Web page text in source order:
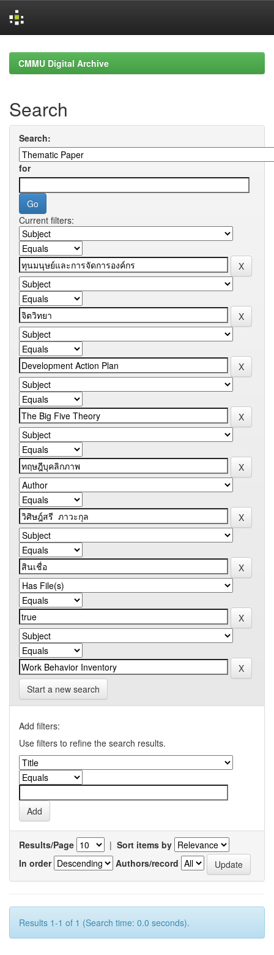
navigationCMMU Digital Archive
Search
Search:
for
Current filters:
Start a new search
Add filters:
Use filters to refine the search results.
Results/Page | Sort items by
In order
Authors/record
Results 1-1 of 1 (Search time: 0.0 seconds).